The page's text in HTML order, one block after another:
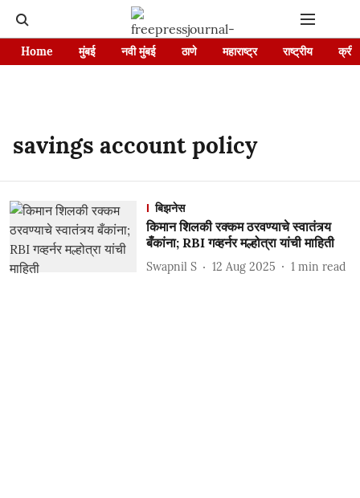
Home मुंबई नवी मुंबई ठाणे महाराष्ट्र राष्ट्रीय
savings account policy
बिझनेस
किमान शिलकी रक्कम ठरवण्याचे स्वातंत्र्य
बँकांना; RBI गव्हर्नर मल्होत्रा यांची माहिती
Swapnil S 12 Aug 2025 1 min read